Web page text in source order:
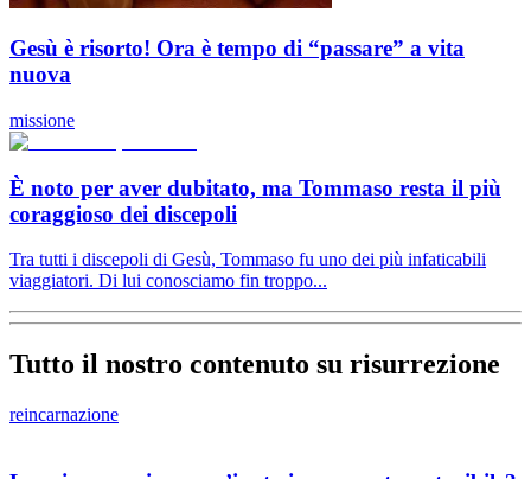
Gesù è risorto! Ora è tempo di “passare” a vita
nuova
missione
È noto per aver dubitato, ma Tommaso resta il più
coraggioso dei discepoli
Tra tutti i discepoli di Gesù, Tommaso fu uno dei più infaticabili
viaggiatori. Di lui conosciamo fin troppo...
Tutto il nostro contenuto su risurrezione
reincarnazione